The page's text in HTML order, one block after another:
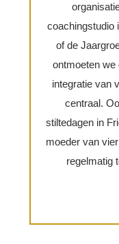
coachingstudio
of de
ontmoeten we
integratie van
centraal.
stiltedagen in
moeder van
regelmatig